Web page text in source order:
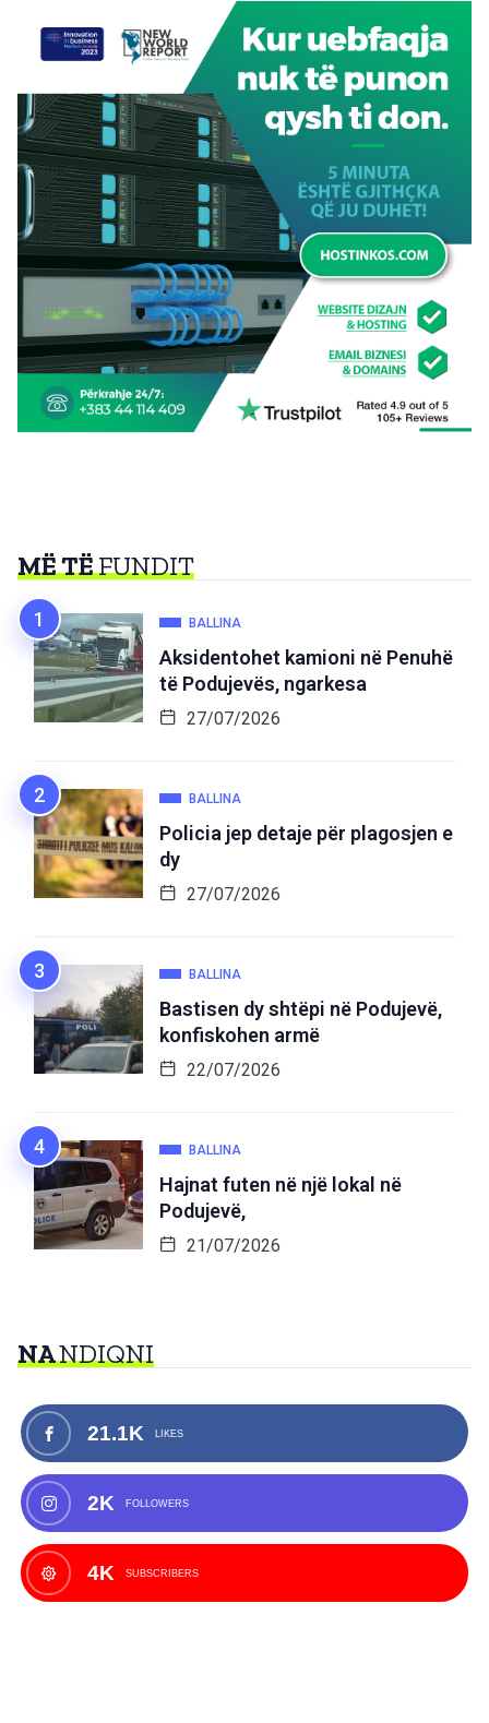
MË TËFUNDIT
BALLINA
Aksidentohet kamioni në Penuhë
të Podujevës, ngarkesa
27/07/2026
BALLINA
Policia jep detaje për plagosjen e
dy
27/07/2026
BALLINA
Bastisen dy shtëpi në Podujevë,
konfiskohen armë
22/07/2026
BALLINA
Hajnat futen në një lokal në
Podujevë,
21/07/2026
NANDIQNI
21.1K LIKES
2K FOLLOWERS
4K SUBSCRIBERS